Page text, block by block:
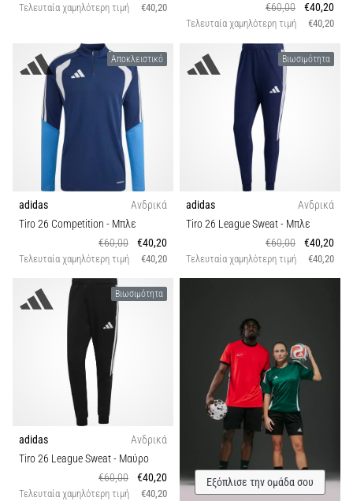
Τελευταία χαμηλότερη τιμή €40,20
€60,00
€40,20
Τελευταία χαμηλότερη τιμή €40,20
Αποκλειστικό
adidas
Ανδρικά
Tiro 26 Competition - Μπλε
€60,00
€40,20
Τελευταία χαμηλότερη τιμή €40,20
Βιωσιμότητα
adidas
Ανδρικά
Tiro 26 League Sweat- Μπλε
€60,00
€40,20
Τελευταία χαμηλότερη τιμή €40,20
Βιωσιμότητα
adidas
Ανδρικά
Tiro 26 League Sweat- Μαύρο
€60,00
€40,20
Τελευταία χαμηλότερη τιμή €40,20
Εξόπλισε την ομάδα σου